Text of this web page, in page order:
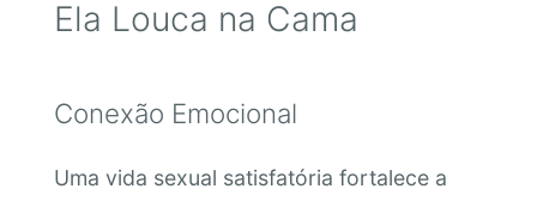
Ela Louca na Cama
Conexão Emocional
Uma vida sexual satisfatória fortalece a